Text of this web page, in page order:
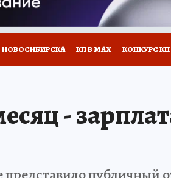
КП В МАХ КОНКУРС КП
-